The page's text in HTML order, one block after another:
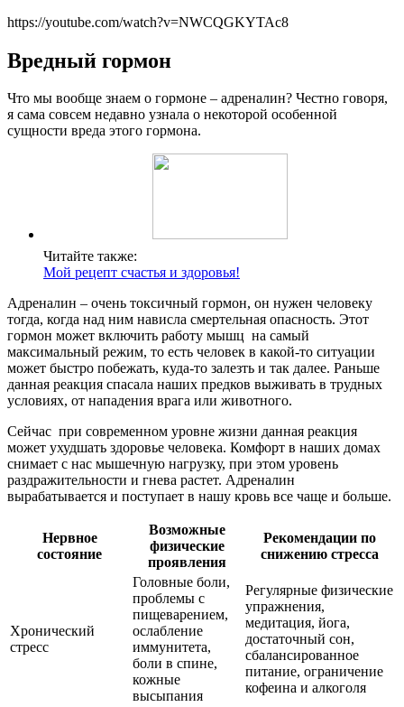
https://youtube.com/watch?v=NWCQGKYTAc8
Вредный гормон
Что мы вообще знаем о гормоне – адреналин? Честно говоря,
я сама совсем недавно узнала о некоторой особенной
сущности вреда этого гормона.
Читайте также:
Мой рецепт счастья и здоровья!
Адреналин – очень токсичный гормон, он нужен человеку
тогда, когда над ним нависла смертельная опасность. Этот
гормон может включить работу мышц на самый
максимальный режим, то есть человек в какой-то ситуации
может быстро побежать, куда-то залезть и так далее. Раньше
данная реакция спасала наших предков выживать в трудных
условиях, от нападения врага или животного.
Сейчас при современном уровне жизни данная реакция
может ухудшать здоровье человека. Комфорт в наших домах
снимает с нас мышечную нагрузку, при этом уровень
раздражительности и гнева растет. Адреналин
вырабатывается и поступает в нашу кровь все чаще и больше.
Нервное
состояние
Возможные
физические
проявления
Рекомендации по
снижению стресса
Хронический
стресс
Головные боли,
проблемы с
пищеварением,
ослабление
иммунитета,
боли в спине,
кожные
высыпания
Регулярные физические
упражнения,
медитация, йога,
достаточный сон,
сбалансированное
питание, ограничение
кофеина и алкоголя